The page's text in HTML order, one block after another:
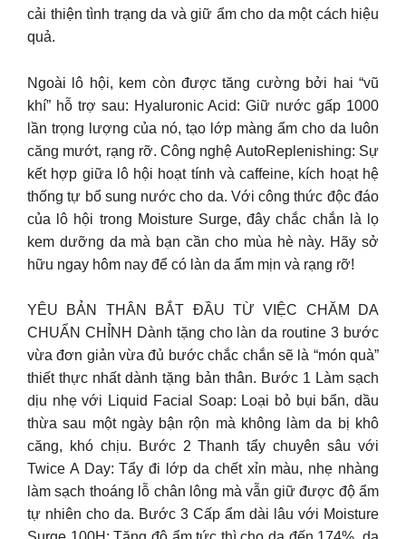
cải thiện tình trạng da và giữ ẩm cho da một cách hiệu
quả.
Ngoài lô hội, kem còn được tăng cường bởi hai “vũ
khí” hỗ trợ sau: Hyaluronic Acid: Giữ nước gấp 1000
lần trọng lượng của nó, tạo lớp màng ẩm cho da luôn
căng mướt, rạng rỡ. Công nghệ AutoReplenishing: Sự
kết hợp giữa lô hội hoạt tính và caffeine, kích hoạt hệ
thống tự bổ sung nước cho da. Với công thức độc đáo
của lô hội trong Moisture Surge, đây chắc chắn là lọ
kem dưỡng da mà bạn cần cho mùa hè này. Hãy sở
hữu ngay hôm nay để có làn da ẩm mịn và rạng rỡ!
YÊU BẢN THÂN BẮT ĐẦU TỪ VIỆC CHĂM DA
CHUẨN CHỈNH Dành tặng cho làn da routine 3 bước
vừa đơn giản vừa đủ bước chắc chắn sẽ là “món quà”
thiết thực nhất dành tặng bản thân. Bước 1 Làm sạch
dịu nhẹ với Liquid Facial Soap: Loại bỏ bụi bẩn, dầu
thừa sau một ngày bận rộn mà không làm da bị khô
căng, khó chịu. Bước 2 Thanh tẩy chuyên sâu với
Twice A Day: Tẩy đi lớp da chết xỉn màu, nhẹ nhàng
làm sạch thoáng lỗ chân lông mà vẫn giữ được độ ẩm
tự nhiên cho da. Bước 3 Cấp ẩm dài lâu với Moisture